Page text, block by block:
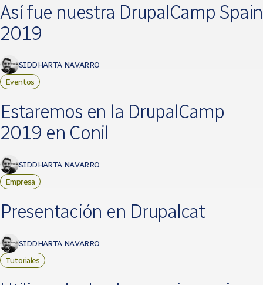
Así fue nuestra DrupalCamp Spain
2019
SIDDHARTA NAVARRO
Eventos
Estaremos en la DrupalCamp
2019 en Conil
SIDDHARTA NAVARRO
Empresa
Presentación en Drupalcat
SIDDHARTA NAVARRO
Tutoriales